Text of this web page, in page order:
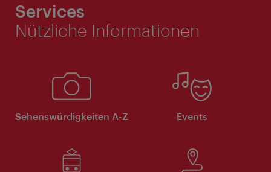
Services
Nützliche Informationen
Sehenswürdigkeiten A-Z Events